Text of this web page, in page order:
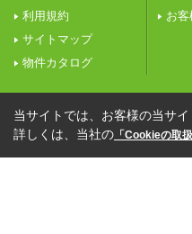
利用規約
サイトマップ
物件カタログ
お
当サイトでは、お客様の当サ
詳しくは、当社の 「Cookieの取